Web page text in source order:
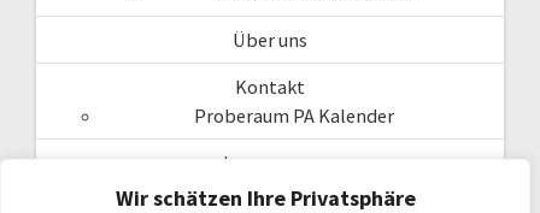
Wir schätzen Ihre Privatsphäre
Über uns
Kontakt
Proberaum PA Kalender
Impressum
Datenschutzerklärung